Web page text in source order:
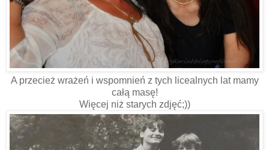
A przecież wrażeń i wspomnień z tych licealnych lat mamy
całą masę!
Więcej niż starych zdjęć;))